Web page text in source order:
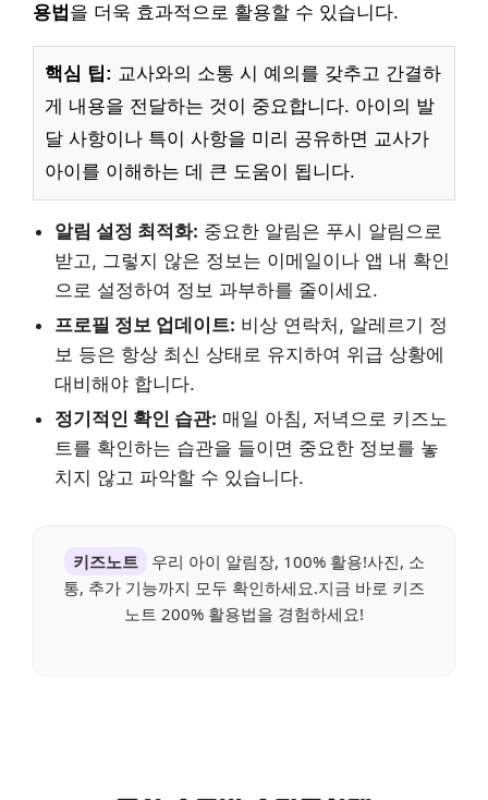
용법 을 더욱 효과적으로 활용할 수 있습니다.
핵심 팁: 교사와의 소통 시 예의를 갖추고 간결하
게 내용을 전달하는 것이 중요합니다. 아이의 발
달 사항이나 특이 사항을 미리 공유하면 교사가
아이를 이해하는 데 큰 도움이 됩니다.
알림 설정 최적화: 중요한 알림은 푸시 알림으로
받고, 그렇지 않은 정보는 이메일이나 앱 내 확인
으로 설정하여 정보 과부하를 줄이세요.
프로필 정보 업데이트: 비상 연락처, 알레르기 정
보 등은 항상 최신 상태로 유지하여 위급 상황에
대비해야 합니다.
정기적인 확인 습관: 매일 아침, 저녁으로 키즈노
트를 확인하는 습관을 들이면 중요한 정보를 놓
치지 않고 파악할 수 있습니다.
키즈노트
우리 아이 알림장, 100% 활용!사진, 소
통, 추가 기능까지 모두 확인하세요.지금 바로 키즈
노트 200% 활용법을 경험하세요!